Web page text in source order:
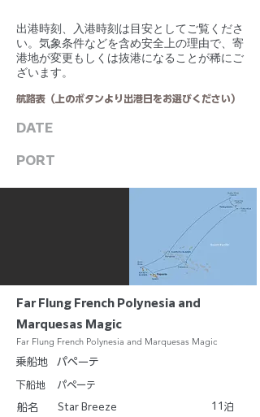
​出港時刻、入港時刻は目安としてご覧くださ
い。気象条件などを含め安全上の理由で、寄
港地が変更もしくは抜港になることが稀にご
ざいます。
航路表（上のボタンより出港日をお選びください）
DATE
PORT
Far Flung French Polynesia and
Marquesas Magic
Far Flung French Polynesia and Marquesas Magic
乗船地
下船地
船名
パペーテ
パペーテ
Star Breeze 11 泊